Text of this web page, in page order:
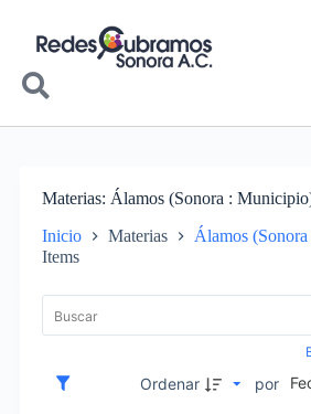
Materias Álamos (Sonora :
Inicio Materias
Álamos
Items
Control de clasificación y
Ordenar por